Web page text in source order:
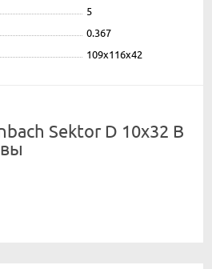
5
0.367
109x116x42
Sektor D 10x32 B